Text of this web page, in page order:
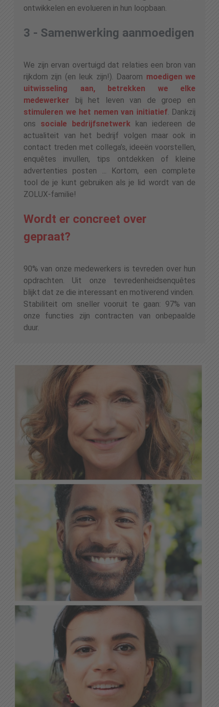
ontwikkelen en evolueren in hun loopbaan.
3 - Samenwerking aanmoedigen
We zijn ervan overtuigd dat relaties een bron van
rijkdom zijn (en leuk zijn!). Daarom moedigen we
uitwisseling aan, betrekken we elke
medewerker bij het leven van de groep en
stimuleren we het nemen van initiatief. Dankzij
ons sociale bedrijfsnetwerk kan iedereen de
actualiteit van het bedrijf volgen maar ook in
contact treden met collega’s, ideeën voorstellen,
enquêtes invullen, tips ontdekken of kleine
advertenties posten ... Kortom, een complete
tool de je kunt gebruiken als je lid wordt van de
ZOLUX-familie!
Wordt er concreet over
gepraat?
90% van onze medewerkers is tevreden over hun
opdrachten. Uit onze tevredenheidsenquêtes
blijkt dat ze die interessant en motiverend vinden.
Stabiliteit om sneller vooruit te gaan: 97% van
onze functies zijn contracten van onbepaalde
duur.